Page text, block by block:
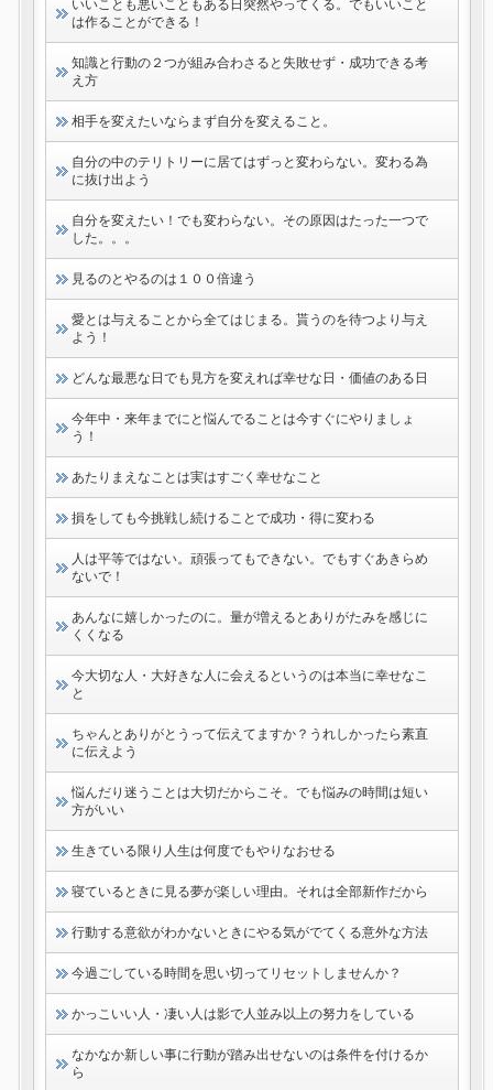
いいことも悪いこともある日突然やってくる。でもいいこと
は作ることができる！
知識と行動の２つが組み合わさると失敗せず・成功できる考
え方
相手を変えたいならまず自分を変えること。
自分の中のテリトリーに居てはずっと変わらない。変わる為
に抜け出よう
自分を変えたい！でも変わらない。その原因はたった一つで
した。。。
見るのとやるのは１００倍違う
愛とは与えることから全てはじまる。貰うのを待つより与え
よう！
どんな最悪な日でも見方を変えれば幸せな日・価値のある日
今年中・来年までにと悩んでることは今すぐにやりましょ
う！
あたりまえなことは実はすごく幸せなこと
損をしても今挑戦し続けることで成功・得に変わる
人は平等ではない。頑張ってもできない。でもすぐあきらめ
ないで！
あんなに嬉しかったのに。量が増えるとありがたみを感じに
くくなる
今大切な人・大好きな人に会えるというのは本当に幸せなこ
と
ちゃんとありがとうって伝えてますか？うれしかったら素直
に伝えよう
悩んだり迷うことは大切だからこそ。でも悩みの時間は短い
方がいい
生きている限り人生は何度でもやりなおせる
寝ているときに見る夢が楽しい理由。それは全部新作だから
行動する意欲がわかないときにやる気がでてくる意外な方法
今過ごしている時間を思い切ってリセットしませんか？
かっこいい人・凄い人は影で人並み以上の努力をしている
なかなか新しい事に行動が踏み出せないのは条件を付けるか
ら